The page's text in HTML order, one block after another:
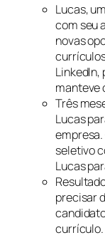
Lucas,
com seu
novas
manteve
Três
Lucas
seletivo
Lucas
precisar
currículo.